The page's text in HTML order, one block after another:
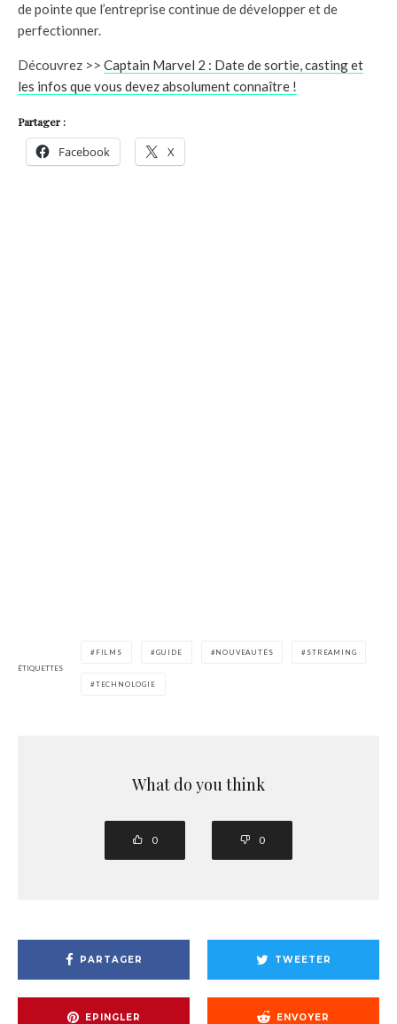
de pointe que l’entreprise continue de développer et de
perfectionner.
Découvrez >> Captain Marvel 2 : Date de sortie, casting et
les infos que vous devez absolument connaître !
Partager :
Facebook X
ÉTIQUETTES
FILMS GUIDE NOUVEAUTÉS STREAMING
TECHNOLOGIE
What do you think
0 0
PARTAGER TWEETER
EPINGLER ENVOYER